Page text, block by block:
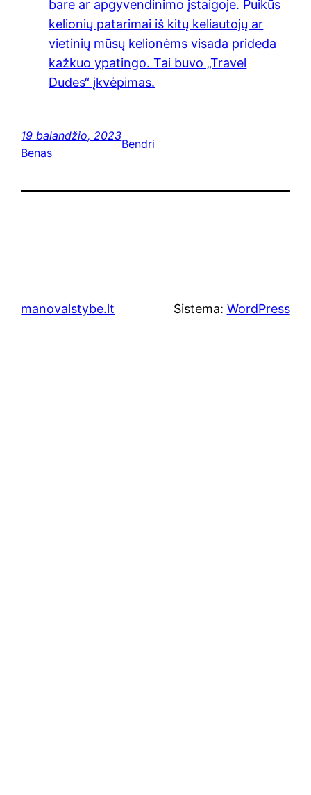
bare ar apgyvendinimo įstaigoje. Puikūs
kelionių patarimai iš kitų keliautojų ar
vietinių mūsų kelionėms visada prideda
kažkuo ypatingo. Tai buvo „Travel
Dudes“ įkvėpimas.
19 balandžio, 2023
Benas
Bendri
manovalstybe.lt Sistema: WordPress